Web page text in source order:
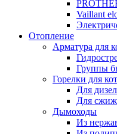
Vaillant
Отопление
Арматура для
Группы
Горелки для
Для
Для
Дымоходы
Из